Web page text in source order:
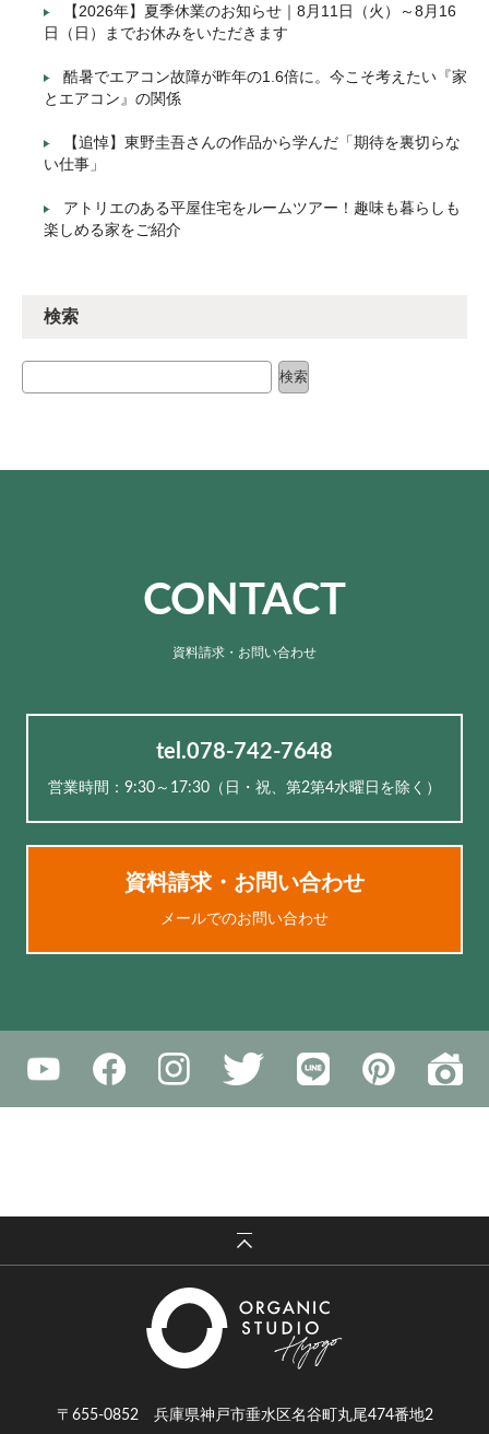
【2026年】夏季休業のお知らせ｜8月11日（火）～8月16
日（日）までお休みをいただきます
酷暑でエアコン故障が昨年の1.6倍に。今こそ考えたい『家
とエアコン』の関係
【追悼】東野圭吾さんの作品から学んだ「期待を裏切らな
い仕事」
アトリエのある平屋住宅をルームツアー！趣味も暮らしも
楽しめる家をご紹介
検索
検索
検索
CONTACT
資料請求・お問い合わせ
tel.078-742-7648
営業時間：9:30～17:30（⽇・祝、第2第4水曜日を除く）
資料請求・お問い合わせ
メールでのお問い合わせ
〒655-0852 兵庫県神戸市垂水区名谷町丸尾474番地2